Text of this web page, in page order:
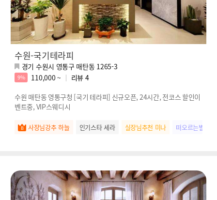
수원-국기테라피
경기 수원시 영통구 매탄동 1265-3
9% 110,000 ~ 리뷰 4
수원 매탄동 영통구청 [국기 테라피] 신규오픈, 24시간, 전코스 할인이
벤트중, VIP스웨디시
사장님강추 하늘 인기스타 세라 실장님추천 미나 떠오르는별 나린